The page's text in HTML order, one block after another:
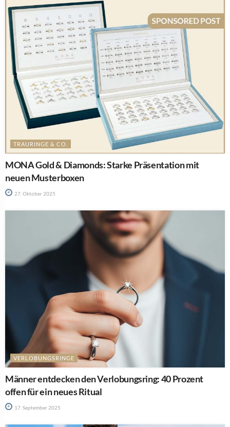
TRAURINGE & CO.
MONA Gold & Diamonds: Starke Präsentation mit
neuen Musterboxen
27. Oktober 2025
VERLOBUNGSRINGE
Männer entdecken den Verlobungsring: 40 Prozent
offen für ein neues Ritual
17. September 2025